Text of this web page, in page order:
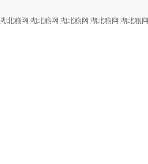
湖北粮网 湖北粮网 湖北粮网 湖北粮网 湖北粮网